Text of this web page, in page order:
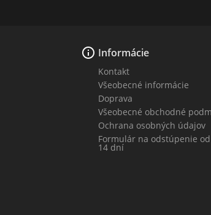
 Informácie
Kontakt
Všeobecné informácie
Doprava
Všeobecné obchodné
Ochrana osobných údajov
Formulár na odstúpenie
14 dní